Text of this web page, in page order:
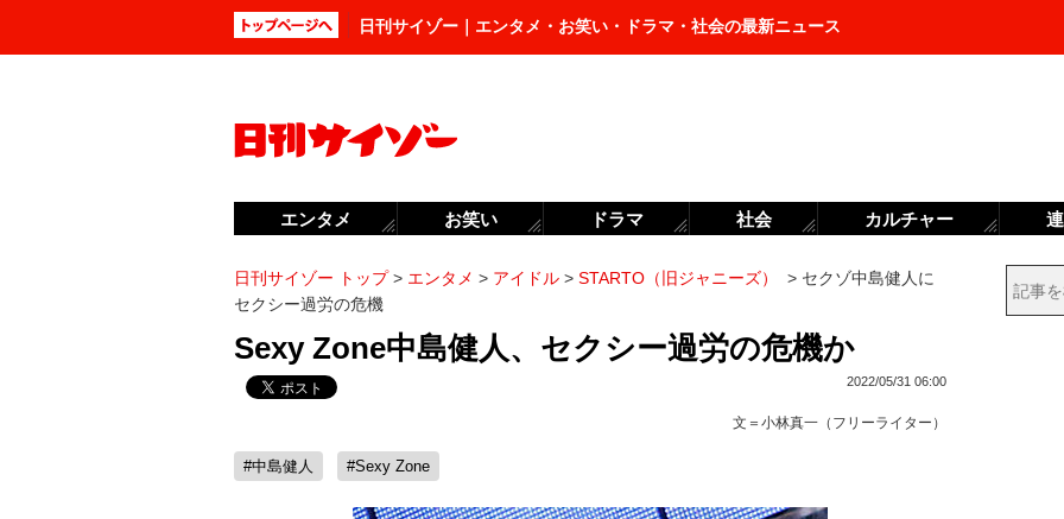
日刊サイゾー｜エンタメ・お笑い・ドラマ・社会の最新ニュース
日刊サイゾー トップ> エンタメ > アイドル > STARTO（旧ジャニーズ） > セクゾ中島健人に
セクシー過労の危機
Sexy Zone中島健人、セクシー過労の危機か
2022/05/31 06:00
文＝ 小林真一（フリーライター）
#中島健人 #Sexy Zone
エンタメ お笑い ドラマ 社会 カルチャー